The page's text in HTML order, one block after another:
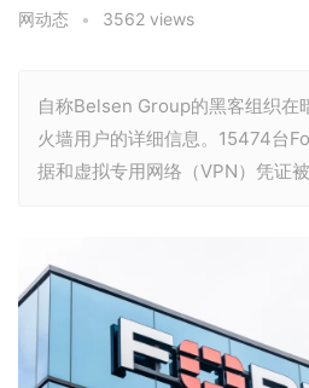
网动态
• 3562 views
自称Belsen Group的黑客组织
火墙用户的详细信息。15474台
据和虚拟专用网络（VPN）凭证